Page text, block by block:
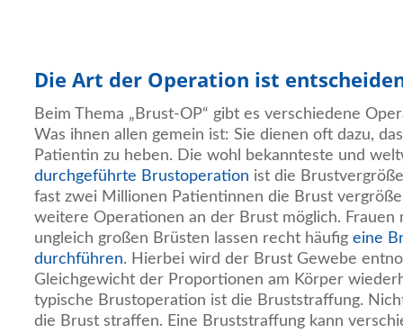
Die Art der Operation ist
Beim Thema „Brust-OP“ gibt es verschiedene
Was ihnen allen gemein ist: Sie dienen oft dazu,
Patientin zu heben. Die wohl bekannteste und
durchgeführte Brustoperation ist die
fast zwei Millionen Patientinnen die Brust
weitere Operationen an der Brust möglich. Frauen
ungleich großen Brüsten lassen recht häufig eine
durchführen. Hierbei wird der Brust Gewebe
Gleichgewicht der Proportionen am Körper
typische Brustoperation ist die Bruststraffung.
die Brust straffen. Eine Bruststraffung kann